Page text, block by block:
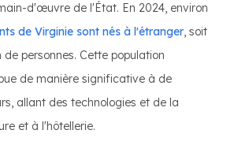
d'œuvre de l'État. En 2024, environ
de Virginie sont nés à l'étranger, soit
de personnes. Cette population
de manière significative à de
allant des technologies et de la
et à l'hôtellerie.